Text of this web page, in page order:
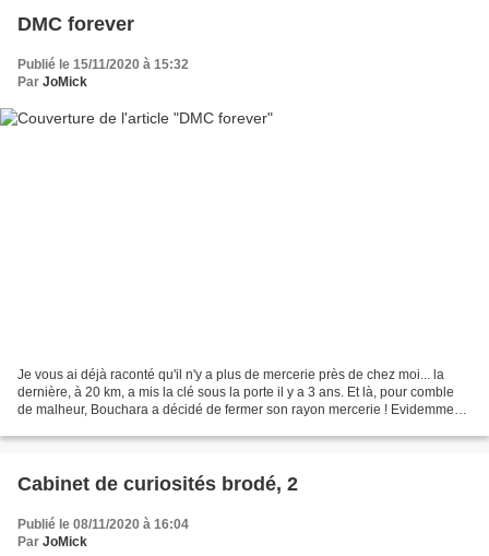
DMC forever
Publié le 15/11/2020 à 15:32
Par JoMick
Je vous ai déjà raconté qu'il n'y a plus de mercerie près de chez moi... la
dernière, à 20 km, a mis la clé sous la porte il y a 3 ans. Et là, pour comble
de malheur, Bouchara a décidé de fermer son rayon mercerie ! Evidemment,
Cabinet de curiosités brodé, 2
Publié le 08/11/2020 à 16:04
Par JoMick